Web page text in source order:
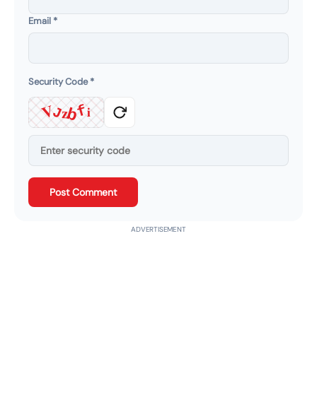
Email *
Security Code*
VJzbfi
Post Comment
ADVERTISEMENT